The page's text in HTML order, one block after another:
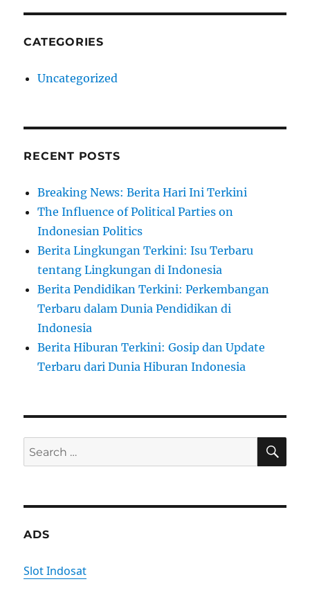
CATEGORIES
Uncategorized
RECENT POSTS
Breaking News: Berita Hari Ini Terkini
The Influence of Political Parties on
Indonesian Politics
Berita Lingkungan Terkini: Isu Terbaru
tentang Lingkungan di Indonesia
Berita Pendidikan Terkini: Perkembangan
Terbaru dalam Dunia Pendidikan di
Indonesia
Berita Hiburan Terkini: Gosip dan Update
Terbaru dari Dunia Hiburan Indonesia
Search
for:
ADS
Slot Indosat